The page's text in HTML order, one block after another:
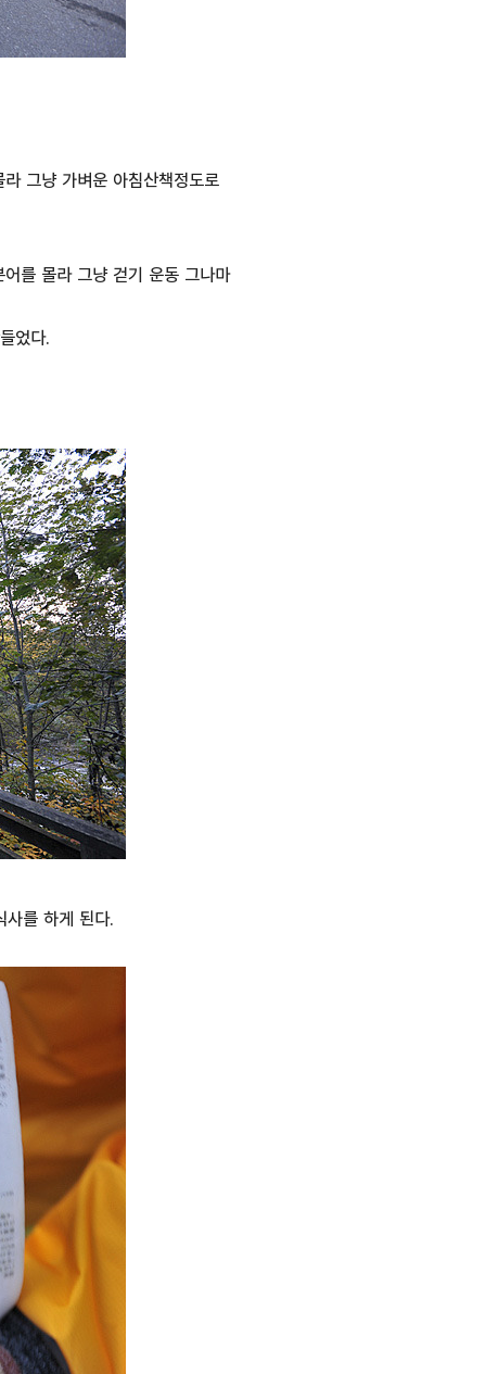
그냥 가벼운 아침산책정도로
를 몰라 그냥 걷기 운동 그나마
었다.
사를 하게 된다.